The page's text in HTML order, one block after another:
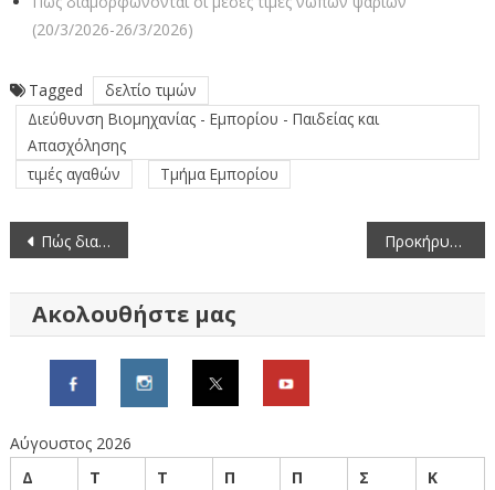
(20/3/2026-26/3/2026)
Tagged
δελτίο τιμών
Διεύθυνση Βιομηχανίας - Εμπορίου - Παιδείας και
Απασχόλησης
τιμές αγαθών
Τμήμα Εμπορίου
Πλοήγηση
Πώς διαμορφώνονται οι μέσες τιμές οπωροκηπευτικών (8/12/2023-14/12/2023) Προκήρυξη χορήγησης θέσεων δραστηριοποίησης σε υφιστάμενους επαγγελματίες πωλητές σε λαϊκές αγορές της Περιφέρειας
Ακολουθήστε μας
Αύγουστος 2026
Δ
Τ Τ Π Π Σ
Κ